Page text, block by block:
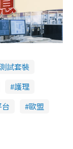
試套裝
護理
歐盟